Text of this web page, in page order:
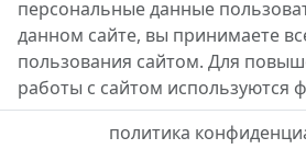
персональные данные
данном сайте, вы принимаете
пользования сайтом. Для
работы с сайтом используются
политика